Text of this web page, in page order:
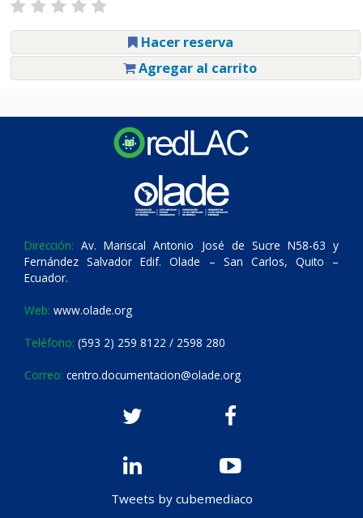
Hacer reserva
Agregar al carrito
Dirección: Av. Mariscal Antonio José de Sucre N58-63 y
Fernández Salvador Edif. Olade – San Carlos, Quito –
Ecuador.
Web: www.olade.org
Teléfono: (593 2) 259 8122 / 2598 280
Correo: centro.documentacion@olade.org
Tweets by cubemediaco